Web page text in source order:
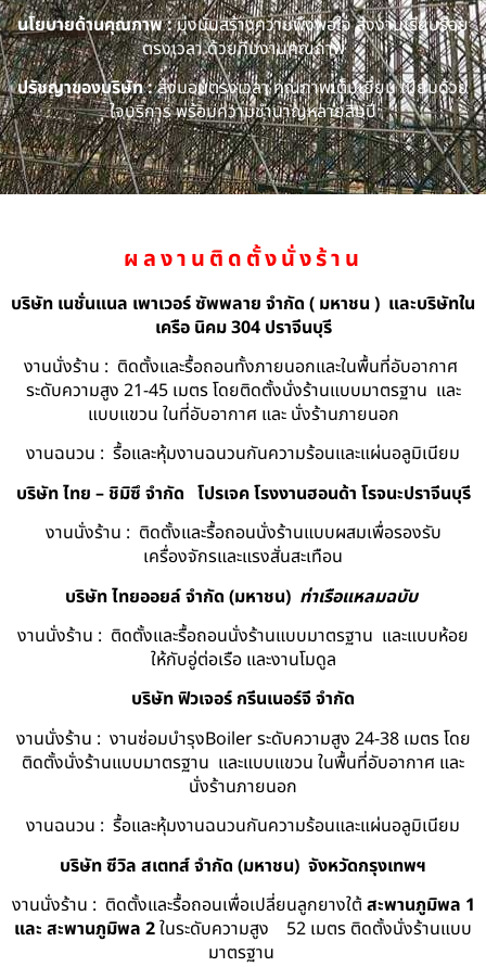
นโยบายด้านคุณภาพ :มุ่งมั่นสร้างความพึงพอใจ ส่งงานเรียบร้อย
ตรงเวลา ด้วยทีมงานคุณภาพ
ปรัชญาของบริษัท :ส่งมอบตรงเวลา คุณภาพเต็มเยี่ยม เปี่ยมด้วย
ใจบริการ พร้อมความชำนาญหลายสิบปี
ผลงานติดตั้งนั่งร้าน
บริษัท เนชั่นแนล เพาเวอร์ ซัพพลาย จำกัด ( มหาชน ) และบริษัทใน
เครือ นิคม 304 ปราจีนบุรี
งานนั่งร้าน : ติดตั้งและรื้อถอนทั้งภายนอกและในพื้นที่อับอากาศ
ระดับความสูง 21-45 เมตร โดยติดตั้งนั่งร้านแบบมาตรฐาน และ
แบบแขวน ในที่อับอากาศ และ นั่งร้านภายนอก
งานฉนวน : รื้อและหุ้มงานฉนวนกันความร้อนและแผ่นอลูมิเนียม
บริษัท ไทย – ชิมิซึ จำกัด โปรเจค โรงงานฮอนด้า โรจนะปราจีนบุรี
งานนั่งร้าน : ติดตั้งและรื้อถอนนั่งร้านแบบผสมเพื่อรองรับ
เครื่องจักรและแรงสั่นสะเทือน
บริษัท ไทยออยล์ จํากัด (มหาชน) ท่าเรือแหลมฉบับ
งานนั่งร้าน : ติดตั้งและรื้อถอนนั่งร้านแบบมาตรฐาน และแบบห้อย
ให้กับอู่ต่อเรือ และงานโมดูล
บริษัท ฟิวเจอร์ กรีนเนอร์จี จำกัด
งานนั่งร้าน : งานซ่อมบำรุงBoiler ระดับความสูง 24-38 เมตร โดย
ติดตั้งนั่งร้านแบบมาตรฐาน และแบบแขวน ในพื้นที่อับอากาศ และ
นั่งร้านภายนอก
งานฉนวน : รื้อและหุ้มงานฉนวนกันความร้อนและแผ่นอลูมิเนียม
บริษัท ซีวิล สเตทส์ จำกัด (มหาชน) จังหวัดกรุงเทพฯ
งานนั่งร้าน : ติดตั้งและรื้อถอนเพื่อเปลี่ยนลูกยางใต้ สะพานภูมิพล 1
และ สะพานภูมิพล 2ในระดับความสูง 52 เมตร ติดตั้งนั่งร้านแบบ
มาตรฐาน